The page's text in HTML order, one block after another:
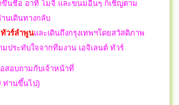
ขึ้นชื่อ อาทิ โมจิ และขนมอื่นๆ ก็เชิญตาม
นเดินทางกลับ
ทัวร์ลำพูนและเดินถึงกรุงเทพฯโดยสวัสดิภาพ
ประทับใจจากทีมงาน เอจิเลนต์ ทัวร์
สอบถามกับเจ้าหน้าที่
ท่านขึ้นไป)